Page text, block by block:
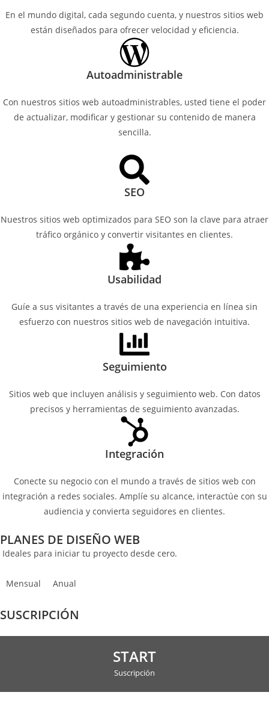
En el mundo digital, cada segundo cuenta, y nuestros sitios web
están diseñados para ofrecer velocidad y eficiencia.
Autoadministrable
Con nuestros sitios web autoadministrables, usted tiene el poder
de actualizar, modificar y gestionar su contenido de manera
sencilla.
SEO
Nuestros sitios web optimizados para SEO son la clave para atraer
tráfico orgánico y convertir visitantes en clientes.
Usabilidad
Guíe a sus visitantes a través de una experiencia en línea sin
esfuerzo con nuestros sitios web de navegación intuitiva.
Seguimiento
Sitios web que incluyen análisis y seguimiento web. Con datos
precisos y herramientas de seguimiento avanzadas.
Integración
Conecte su negocio con el mundo a través de sitios web con
integración a redes sociales. Amplíe su alcance, interactúe con su
audiencia y convierta seguidores en clientes.
PLANES DE DISEÑO WEB
Ideales para iniciar tu proyecto desde cero.
Mensual Anual
SUSCRIPCIÓN
START
Suscripción